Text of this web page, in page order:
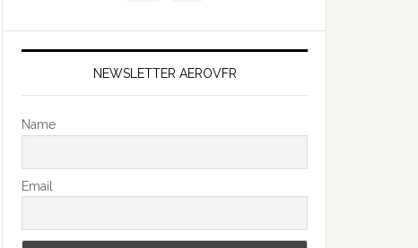
NEWSLETTER AEROVFR
Name
Email